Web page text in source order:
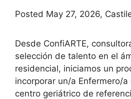
Posted May 27, 2026,
Desde ConfiARTE,
selección de talento en el
residencial, iniciamos un
incorporar un/a Enfermero/
centro geriátrico de